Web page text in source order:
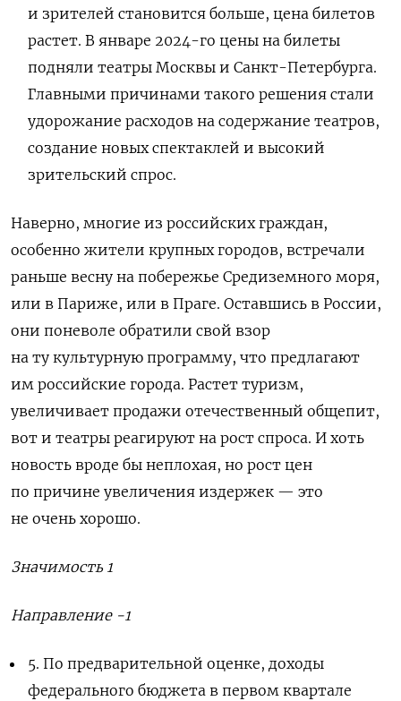
и зрителей становится больше, цена билетов
растет. В январе 2024-го цены на билеты
подняли театры Москвы и Санкт-Петербурга.
Главными причинами такого решения стали
удорожание расходов на содержание театров,
создание новых спектаклей и высокий
зрительский спрос.
Наверно, многие из российских граждан,
особенно жители крупных городов, встречали
раньше весну на побережье Средиземного моря,
или в Париже, или в Праге. Оставшись в России,
они поневоле обратили свой взор
на ту культурную программу, что предлагают
им российские города. Растет туризм,
увеличивает продажи отечественный общепит,
вот и театры реагируют на рост спроса. И хоть
новость вроде бы неплохая, но рост цен
по причине увеличения издержек — это
не очень хорошо.
Значимость 1
Направление -1
5.По предварительной оценке, доходы
федерального бюджета в первом квартале